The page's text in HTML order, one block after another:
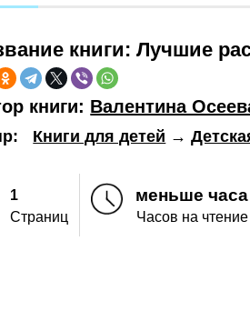
книги:Лучшие
книги: Валентина
Книги для детей →
1
Страниц
меньше часа
Часов на чтение